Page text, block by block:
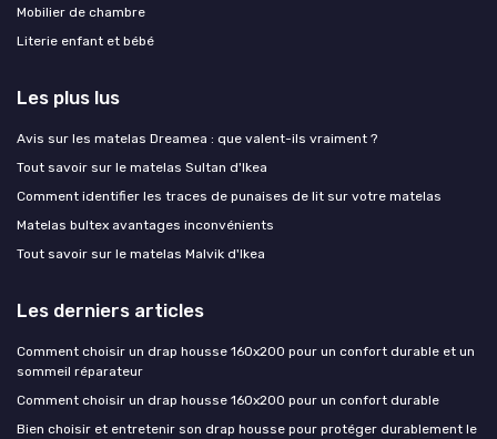
Mobilier de chambre
Literie enfant et bébé
Les plus lus
Avis sur les matelas Dreamea : que valent-ils vraiment ?
Tout savoir sur le matelas Sultan d'Ikea
Comment identifier les traces de punaises de lit sur votre matelas
Matelas bultex avantages inconvénients
Tout savoir sur le matelas Malvik d'Ikea
Les derniers articles
Comment choisir un drap housse 160x200 pour un confort durable et un
sommeil réparateur
Comment choisir un drap housse 160x200 pour un confort durable
Bien choisir et entretenir son drap housse pour protéger durablement le